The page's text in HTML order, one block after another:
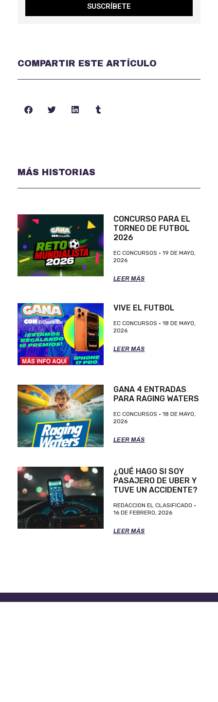
SUSCRÍBETE
COMPARTIR ESTE ARTÍCULO
MÁS HISTORIAS
CONCURSO PARA EL
TORNEO DE FUTBOL
2026
EC CONCURSOS
19 DE MAYO,
2026
LEER MÁS
VIVE EL FUTBOL
EC CONCURSOS
18 DE MAYO,
2026
LEER MÁS
GANA 4 ENTRADAS
PARA RAGING WATERS
EC CONCURSOS
18 DE MAYO,
2026
LEER MÁS
¿QUÉ HAGO SI SOY
PASAJERO DE UBER Y
TUVE UN ACCIDENTE?
REDACCION EL CLASIFICADO
16 DE FEBRERO, 2026
LEER MÁS